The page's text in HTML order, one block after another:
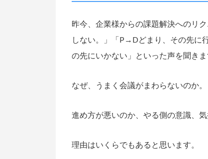
昨今、企業様からの課題解決へのリ
しない。」「P→Dどまり、その先に
の先にいかない」といった声を聞きま
なぜ、うまく会議がまわらないのか。
進め方が悪いのか、やる側の意識、
理由はいくらでもあると思います。